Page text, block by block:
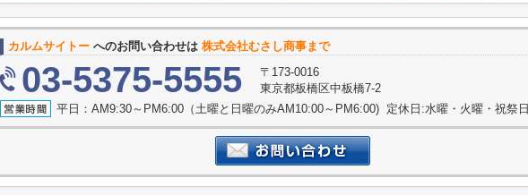
カルムサイトー へのお問い合わせは 株式会社むさし商事まで
03-5375-5555
〒173-0016
東京都板橋区中板橋7-2
平日：AM9:30～PM6:00（土曜と日曜のみAM10:00～PM6:00) 定休日:水曜・火曜・祝祭日